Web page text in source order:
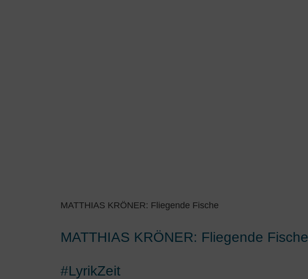
MATTHIAS KRÖNER: Fliegende Fische
MATTHIAS KRÖNER: Fliegende Fische
#LyrikZeit